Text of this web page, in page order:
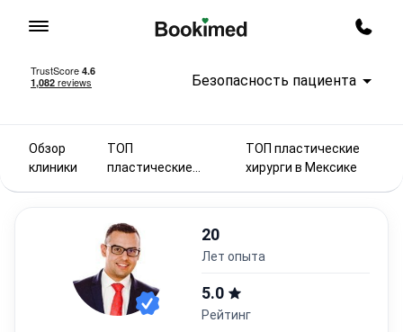
Безопасность пациента
Обзор
клиники
ТОП
пластические
ТОП пластические
хирурги в Мексике
20
лет опыта
5.0
Рейтинг